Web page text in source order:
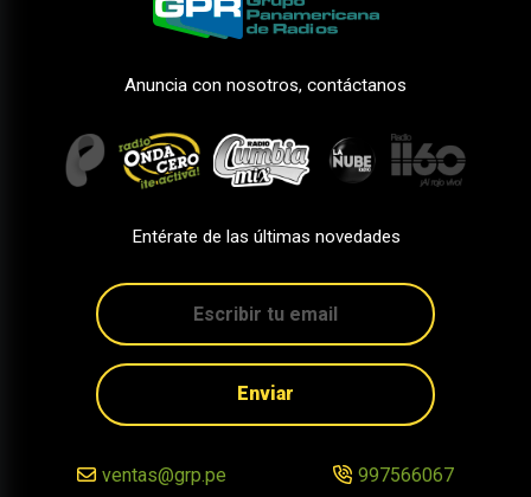
Anuncia con nosotros, contáctanos
Entérate de las últimas novedades
Enviar
ventas@grp.pe 997566067